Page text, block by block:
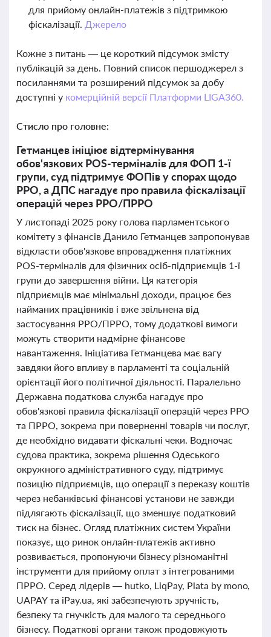
для прийому онлайн-платежів з підтримкою
фіскалізації. Джерело
Кожне з питань — це короткий підсумок змісту
публікацій за день. Повний список першоджерел з
посиланнями та розширений підсумок за добу
доступні у комерційній версії Платформи LIGA360.
Стисло про головне:
Гетманцев ініціює відтермінування
обов'язкових POS-терміналів для ФОП 1-ї
групи, суд підтримує ФОПів у спорах щодо
РРО, а ДПС нагадує про правила фіскалізації
операцій через РРО/ПРРО
У листопаді 2025 року голова парламентського
комітету з фінансів Данило Гетманцев запропонував
відкласти обов'язкове впровадження платіжних
POS-терміналів для фізичних осіб-підприємців 1-ї
групи до завершення війни. Ця категорія
підприємців має мінімальні доходи, працює без
найманих працівників і вже звільнена від
застосування РРО/ПРРО, тому додаткові вимоги
можуть створити надмірне фінансове
навантаження. Ініціатива Гетманцева має вагу
завдяки його впливу в парламенті та соціальній
орієнтації його політичної діяльності. Паралельно
Державна податкова служба нагадує про
обов'язкові правила фіскалізації операцій через РРО
та ПРРО, зокрема при поверненні товарів чи послуг,
де необхідно видавати фіскальні чеки. Водночас
судова практика, зокрема рішення Одеського
окружного адміністративного суду, підтримує
позицію підприємців, що операції з переказу коштів
через небанківські фінансові установи не завжди
підлягають фіскалізації, що зменшує податковий
тиск на бізнес. Огляд платіжних систем України
показує, що ринок онлайн-платежів активно
розвивається, пропонуючи бізнесу різноманітні
інструменти для прийому оплат з інтегрованими
ПРРО. Серед лідерів — hutko, LiqPay, Plata by mono,
UAPAY та iPay.ua, які забезпечують зручність,
безпеку та гнучкість для малого та середнього
бізнесу. Податкові органи також продовжують